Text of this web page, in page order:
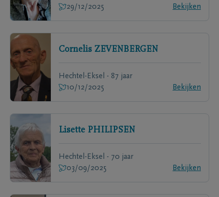
29/12/2025
Bekijken
Cornelis ZEVENBERGEN
Hechtel-Eksel - 87 jaar
10/12/2025
Bekijken
Lisette PHILIPSEN
Hechtel-Eksel - 70 jaar
03/09/2025
Bekijken